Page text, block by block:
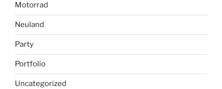
Motorrad
Neuland
Party
Portfolio
Uncategorized